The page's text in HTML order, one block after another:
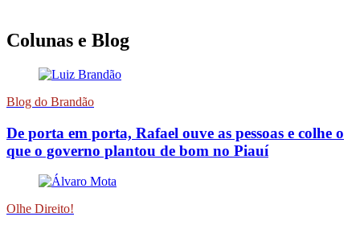
Colunas e Blog
Blog do Brandão
De porta em porta, Rafael ouve as pessoas e colhe o
que o governo plantou de bom no Piauí
Olhe Direito!